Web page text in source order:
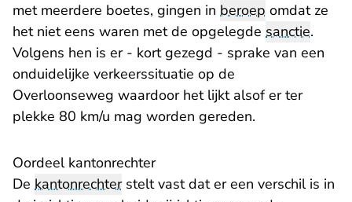
met meerdere boetes, gingen in beroep omdat ze
het niet eens waren met de opgelegde sanctie.
Volgens hen is er - kort gezegd - sprake van een
onduidelijke verkeerssituatie op de
Overloonseweg waardoor het lijkt alsof er ter
plekke 80 km/u mag worden gereden.
Oordeel kantonrechter
De kantonrechterstelt vast dat er een verschil is in